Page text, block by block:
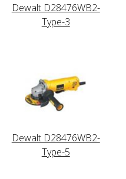
Dewalt D28476WB2-
Type-3
Dewalt D28476WB2-
Type-5